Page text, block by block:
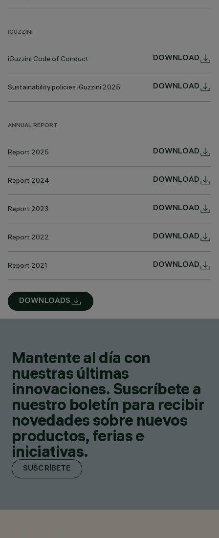
IGUZZINI
iGuzzini Code of Conduct DOWNLOAD
Sustainability policies iGuzzini 2025 DOWNLOAD
ANNUAL REPORT
Report 2025 DOWNLOAD
Report 2024 DOWNLOAD
Report 2023 DOWNLOAD
Report 2022 DOWNLOAD
Report 2021 DOWNLOAD
DOWNLOADS
Mantente al día con
nuestras últimas
innovaciones. Suscríbete a
nuestro boletín para recibir
novedades sobre nuevos
productos, ferias e
iniciativas.
SUSCRÍBETE